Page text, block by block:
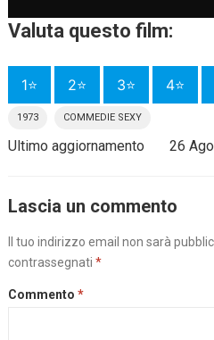
Valuta questo film:
1⭐ 2⭐ 3⭐ 4⭐
1973 COMMEDIE SEXY
Ultimo aggiornamento 26
Lascia un commento
Il tuo indirizzo email non sarà
contrassegnati *
Commento *